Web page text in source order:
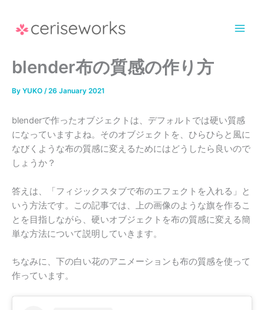
content
blender布の質感の作り方
By YUKO /26 January 2021
blenderで作ったオブジェクトは、デフォルトでは硬い質感
になっていますよね。そのオブジェクトを、ひらひらと風に
なびくような布の質感に変えるためにはどうしたら良いので
しょうか？
答えは、「フィジックスタブで布のエフェクトを入れる」と
いう方法です。この記事では、上の画像のような旗を作るこ
とを目指しながら、硬いオブジェクトを布の質感に変える簡
単な方法について説明していきます。
ちなみに、下の白い花のアニメーションも布の質感を使って
作っています。